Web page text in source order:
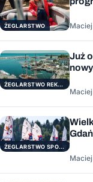
ŻEGLARSTWO
ŻEGLARSTWO REKERACYJNE
Już
ŻEGLARSTWO SPORTOWE